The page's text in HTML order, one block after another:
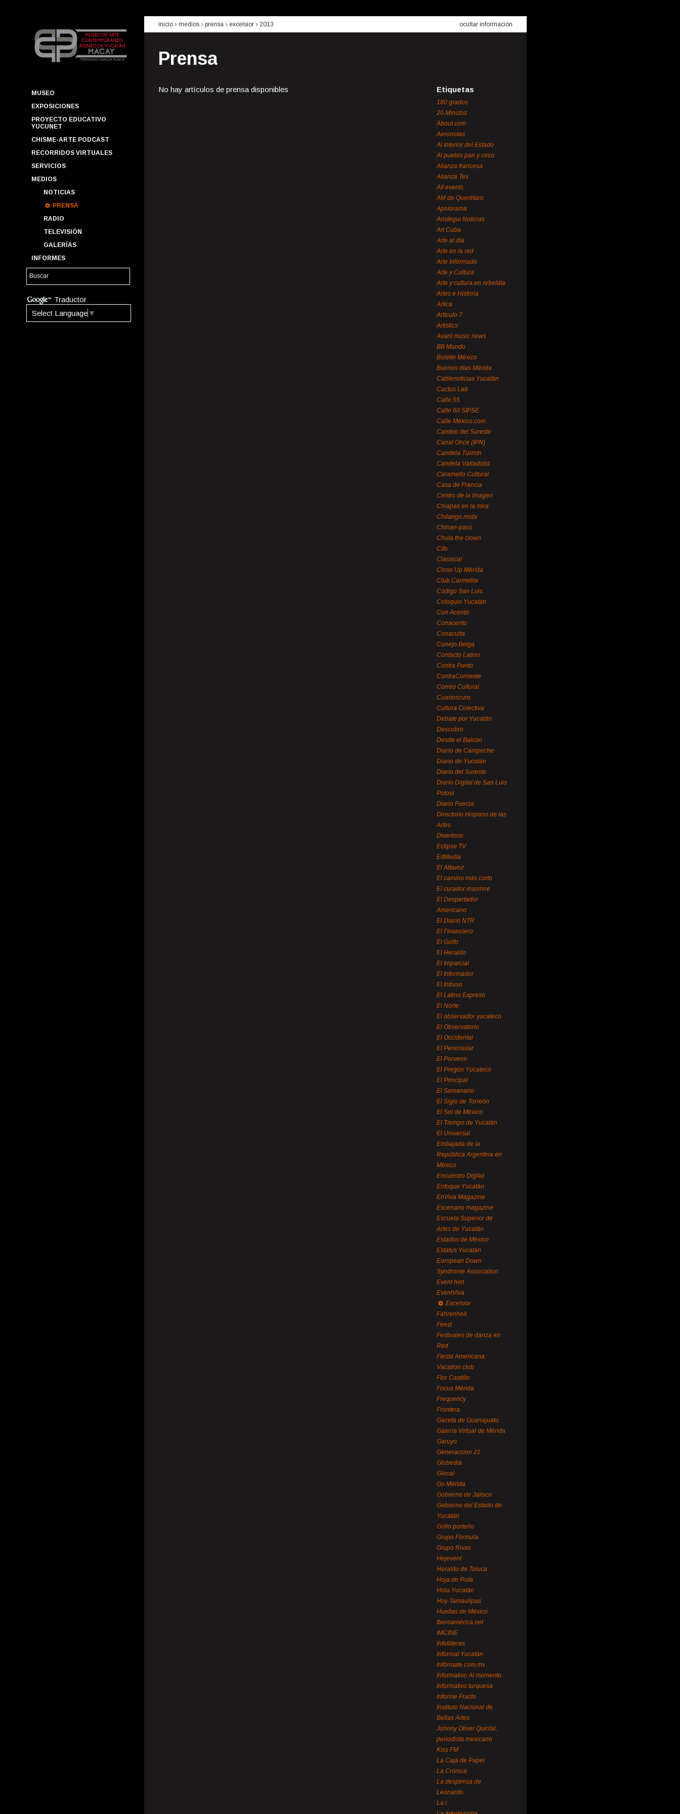
MUSEO
EXPOSICIONES
PROYECTO EDUCATIVO
YUCUNET
CHISME-ARTE PODCAST
RECORRIDOS VIRTUALES
SERVICIOS
MEDIOS
NOTICIAS
PRENSA
RADIO
TELEVISIÓN
GALERÍAS
INFORMES
Traductor
Select Language ▼
inicio › medios › prensa › excelsior › 2013 ocultar información
Prensa
No hay artículos de prensa disponibles Etiquetas
180 grados
20 Minutos
About.com
Aeronotas
Al interior del Estado
Al pueblo pan y circo
Alianza francesa
Alianza Tex
All events
AM de Querétaro
Apolorama
Aristegui Noticias
Art Cuba
Arte al día
Arte en la red
Arte Informado
Arte y Cultura
Arte y cultura en rebeldía
Artes e Historia
Artica
Artículo 7
Artistics
Avant music news
BB Mundo
Boletín México
Buenos días Mérida
Cablenoticias Yucatán
Cactus Lab
Calle 55
Calle 60 SIPSE
Calle México.com
Cambio del Sureste
Canal Once (IPN)
Candela Tizimín
Candela Valladolid
Caramello Cultural
Casa de Francia
Centro de la Imagen
Chiapas en la mira
Chilango.mobi
Chinan-pass
Chula the clown
Cifo
Classical
Close Up Mérida
Club Carmelita
Código San Luis
Coloquio Yucatán
Con Acento
Conacento
Conaculta
Conejo Belga
Contacto Latino
Contra Punto
ContraCorriente
Correo Cultural
Cuartoscuro
Cultura Colectiva
Debate por Yucatán
Descubro
Desde el Balcón
Diario de Campeche
Diario de Yucatán
Diario del Sureste
Diario Digital de San Luis
Potosí
Diario Fuerza
Directorio Hispano de las
Artes
Divertorio
Eclipse TV
EitMedia
El Altavoz
El camino más corto
El curador insomne
El Despertador
Americano
El Diario NTR
El Financiero
El Golfo
El Heraldo
El Imparcial
El Informador
El Intruso
El Latino Expreso
El Norte
El observador yucateco
El Observatorio
El Occidental
El Peninsular
El Porvenir
El Pregón Yucateco
El Principal
El Semanario
El Siglo de Torreón
El Sol de México
El Tiempo de Yucatán
El Universal
Embajada de la
República Argentina en
México
Encuentro Digital
Enfoque Yucatán
EnViva Magazine
Escenario magazine
Escuela Superior de
Artes de Yucatán
Estados de México
Estatus Yucatán
European Down
Syndrome Association
Event hint
EventViva
Excelsior
Fahrenheit
Feest
Festivales de danza en
Red
Fiesta Americana,
Vacation club
Flor Castillo
Focus Mérida
Frequency
Frontera
Gaceta de Guanajuato
Galería Virtual de Mérida
Garuyo
Generaccion 21
Globedia
Glocal
Go Mérida
Gobierno de Jalisco
Gobierno del Estado de
Yucatán
Grillo porteño
Grupo Fórmula
Grupo Rivas
Hejevent
Heraldo de Toluca
Hoja de Ruta
Hola Yucatán
Hoy Tamaulipas
Huellas de México
Iberoamérica.net
IMCINE
Infolliteras
Informat Yucatán
Infórmate.com.mx
Informativo Al momento
Informativo turquesa
Informe Fracto
Instituto Nacional de
Bellas Artes
Johnny Oliver Quintal,
periodista mexicano
Kiss FM
La Caja de Papel
La Crónica
La despensa de
Leonardo
La i